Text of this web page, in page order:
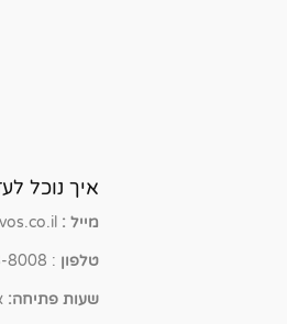
איך נוכל
מייל :
טלפון : 054-938-8008
שעות פתיחה: